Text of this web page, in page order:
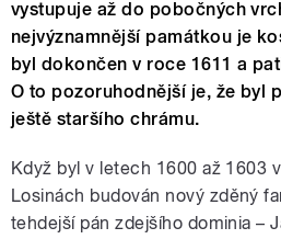
vystupuje až do pobočných
nejvýznamnější památkou je
byl dokončen v roce 1611 a
O to pozoruhodnější je, že byl
ještě staršího chrámu.
Když byl v letech 1600 až 1603
Losinách budován nový zděný
tehdejší pán zdejšího dominia –